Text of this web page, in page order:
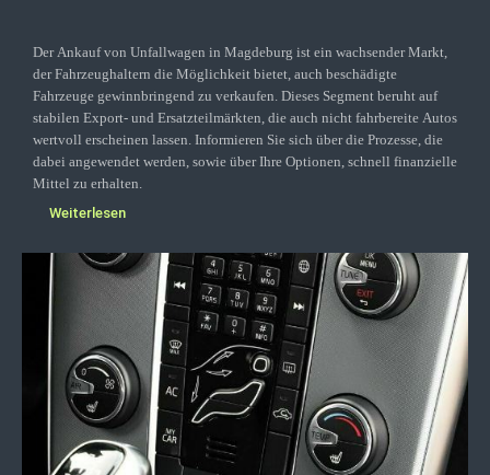
Der Ankauf von Unfallwagen in Magdeburg ist ein wachsender Markt,
der Fahrzeughaltern die Möglichkeit bietet, auch beschädigte
Fahrzeuge gewinnbringend zu verkaufen. Dieses Segment beruht auf
stabilen Export- und Ersatzteilmärkten, die auch nicht fahrbereite Autos
wertvoll erscheinen lassen. Informieren Sie sich über die Prozesse, die
dabei angewendet werden, sowie über Ihre Optionen, schnell finanzielle
Mittel zu erhalten.
Weiterlesen